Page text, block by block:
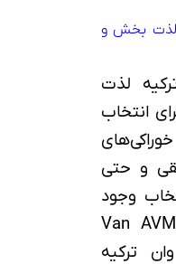
لذت بخش و
لذت
انتخاب
و حتی
وجود
دارد. به غیر از مرکز خرید Van AVM
ترکیه